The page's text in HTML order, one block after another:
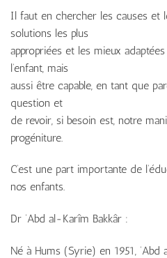
Il faut en chercher les causes et
solutions les plus
appropriées et les mieux
l’enfant, mais
aussi être capable, en tant que
question et
de revoir, si besoin est, notre
progéniture.
C’est une part importante de
nos enfants.
Dr ‘Abd al-Karîm Bakkâr :
Né à Hums (Syrie) en 1951,